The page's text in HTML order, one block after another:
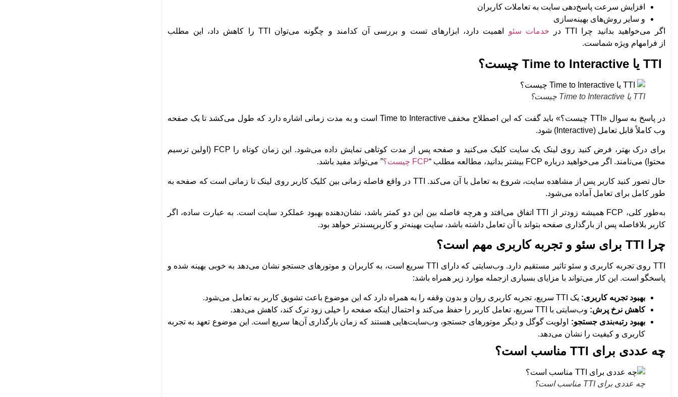
افزایش سرعت پاسخ‌دهی سایت به تعاملات کاربران
و سایر روش‌های بهینه‌سازی
اگر می‌خواهید بدانید چرا TTI در
خدمات سئو
اهمیت دارد، ابزارهای تست و بررسی آن کدامند و چگونه می‌توان TTI را کاهش داد، این مطلب
از فرامهام ویژه شماست.
TTI یا Time to Interactive چیست؟
در پاسخ به سوال «TTI چیست؟» باید گفت که این اصطلاح مخفف Time to Interactive است و به مدت زمانی اشاره دارد که طول می‌کشد تا یک صفحه
وب کاملاً قابل تعامل (Interactive) شود.
برای درک بهتر، فرض کنید روی لینک یک سایت کلیک می‌کنید و صفحه پس از مدت کوتاهی نمایش داده می‌شود. این زمان کوتاه را FCP (اولین ترسیم
محتوا) می‌نامند. اگر می‌خواهید درباره FCP بیشتر بدانید، مطالعه مطلب “
FCP چیست؟ ” می‌تواند مفید باشد.
حال تصور کنید کاربر پس از مشاهده سایت، شروع به تعامل با آن می‌کند. TTI در واقع فاصله زمانی بین کلیک کاربر روی لینک تا زمانی است که صفحه به
طور کامل برای تعامل آماده می‌شود.
به‌طور کلی، FCP همیشه زودتر از TTI اتفاق می‌افتد و هرچه فاصله بین این دو کمتر باشد، نشان‌دهنده بهبود عملکرد سایت است. به عبارت ساده، اگر
کاربر بلافاصله پس از بارگذاری صفحه بتواند با آن تعامل داشته باشد، سایت بهینه‌تر و کاربرپسند‌تر خواهد بود.
چرا TTI برای سئو و تجربه کاربری مهم است؟
TTI روی تجربه کاربری و سئو تاثیر مستقیم دارد. وب‌سایتی که دارای TTI سریع است، به کاربران و موتورهای جستجو نشان می‌دهد به خوبی بهینه شده و
پاسخگو است. این کار می‌تواند با مزایای بسیاری ازجمله موارد زیر همراه باشد:
بهبود تجربه کاربری: یک TTI سریع، تجربه کاربری روان و بدون وقفه را به همراه دارد که این موضوع باعث تشویق کاربر به تعامل می‌شود.
کاهش نرخ پرش: وب‌سایتی با TTI سریع، تعامل کاربر را حفظ می‌کند و احتمال اینکه صفحه را خیلی زود ترک کند، کاهش می‌دهد.
بهبود رتبه‌بندی جستجو: اولویت گوگل و دیگر موتورهای جستجو، وب‌سایت‌هایی هستند که زمان بارگذاری آن‌ها سریع است. این موضوع تعهد به تجربه
کاربری و کیفیت را نشان می‌دهد.
چه عددی برای TTI مناسب است؟
چه عددی برای TTI مناسب است؟